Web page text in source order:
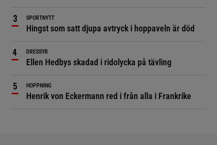
SPORTNYTT
Hingst som satt djupa avtryck i hoppaveln är död
DRESSYR
Ellen Hedbys skadad i ridolycka på tävling
HOPPNING
Henrik von Eckermann red i från alla i Frankrike